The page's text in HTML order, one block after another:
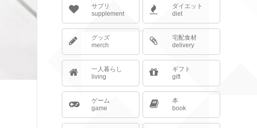
サプリ
supplement
ダイエット
diet
グッズ
merch
宅配食材
delivery
一人暮らし
living
ギフト
gift
ゲーム
game
本
book